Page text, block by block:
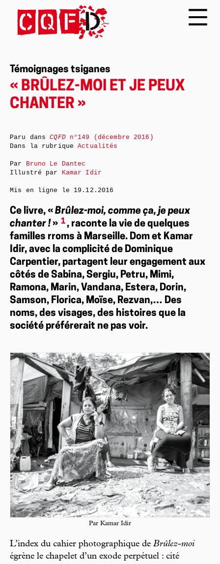
Témoignages tsiganes
« BRÛLEZ-MOI ET JE PEUX
CHANTER »
Ce livre, « Brûlez-moi, comme ça, je peux
chanter ! » 1 , raconte la vie de quelques
familles rroms à Marseille. Dom et Kamar
Idir, avec la complicité de Dominique
Carpentier, partagent leur engagement aux
côtés de Sabina, Sergiu, Petru, Mimi,
Ramona, Marin, Vandana, Estera, Dorin,
Samson, Florica, Moïse, Rezvan,… Des
noms, des visages, des histoires que la
société préférerait ne pas voir.
Par Kamar Idir
L’index du cahier photographique de Brûlez-moi
égrène le chapelet d’un exode perpétuel : cité
Paru dansCQFDn°149 (décembre 2016)
Dans la rubriqueActualités
Par Bruno Le Dantec
Illustré par Kamar Idir
Mis en ligne le 19.12.2016